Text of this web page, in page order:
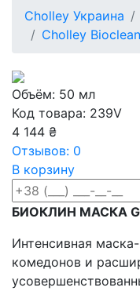
Cholley Украина
Cholley Bioclean
Объём: 50 мл
Код товара: 239V
4 144 ₴
Отзывов: 0
В корзину
БИОКЛИН МАСКА
Интенсивная
комедонов и